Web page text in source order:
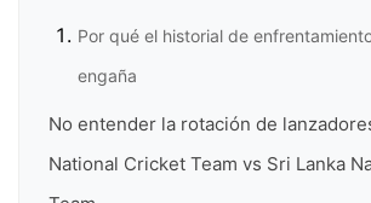
Por qué el historial de
engaña
No entender la rotación de
National Cricket Team vs Sri Lanka